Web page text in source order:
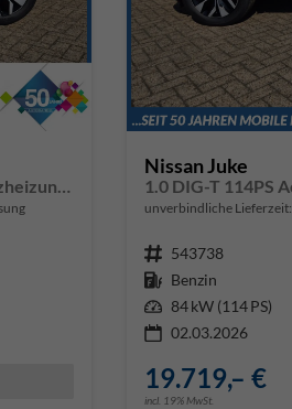
1.0 DIG-T 114PS Acenta Klimaautomatik Sitzheizung Rückf.Kamera Bluetooth Touchscreen wireless Apple CarPlay Android Auto
Nissan Juke
unverbindliche Lieferzeit:
Fahrzeugnr. 543738
Kraftstoff Benzin
Leistung 84 kW (114 PS)
02.03.2026
19.719,– €
incl. 19% MwSt.